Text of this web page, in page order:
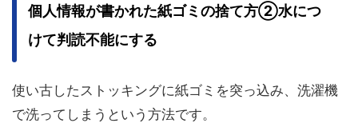
個人情報が書かれた紙ゴミの捨て方②水につ
けて判読不能にする
使い古したストッキングに紙ゴミを突っ込み、洗濯機
で洗ってしまうという方法です。